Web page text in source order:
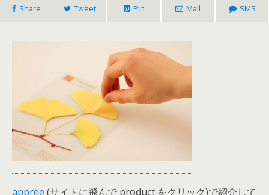
Share Tweet Pin Mail SMS
appree (サイトに飛んで product をクリック)で紹介して